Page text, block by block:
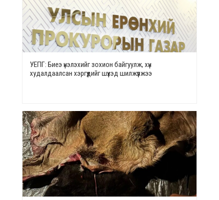
УЕПГ: Биеэ үнэлэхийг зохион байгуулж, хүн
худалдаалсан хэргүүдийг шүүхэд шилжүүлжээ